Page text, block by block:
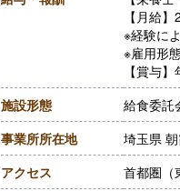
【月給
※経験に
※雇用形
【賞与
【通勤手
【昇給】
【退職金
※モデル
・管理栄
施設形態
給食委託
事業所所在地
埼玉県
アクセス
首都圏（